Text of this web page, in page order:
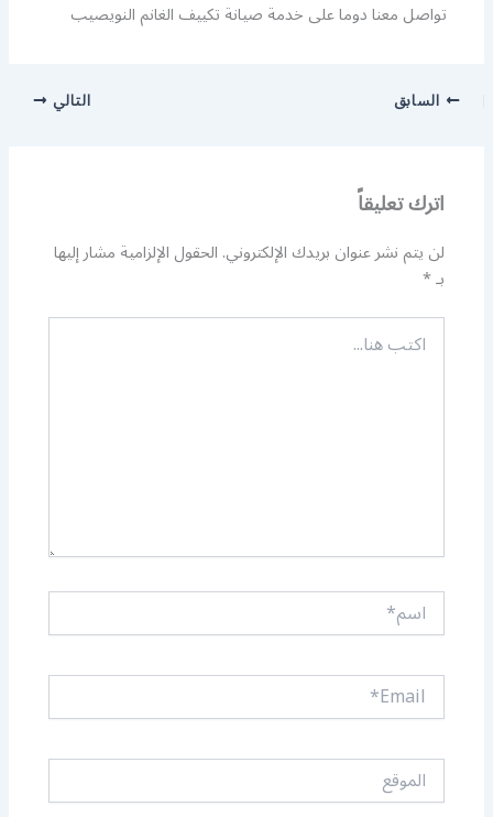
تواصل معنا دوما على خدمة صيانة تكييف الغانم النويصيب
السابق التالي
اترك تعليقاً
لن يتم نشر عنوان بريدك الإلكتروني.الحقول الإلزامية مشار إليها
بـ*
اكتب
هنا...
اسم*
Email*
الموقع